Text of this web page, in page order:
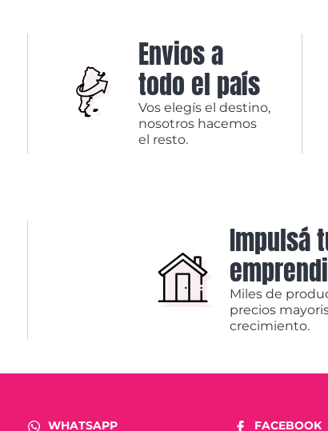
Envios a
todo el país
Vos elegís el destino,
nosotros hacemos
el resto.
Impulsá
Miles de
precios
crecimiento.
WHATSAPP FACEBOOK